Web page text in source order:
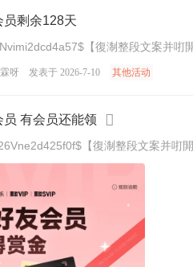
员剩余128天
【復淛整段文案并咑
呀 发表于 2026-7-10 其他活动
员 有会员还能领
【復淛整段文案并咑